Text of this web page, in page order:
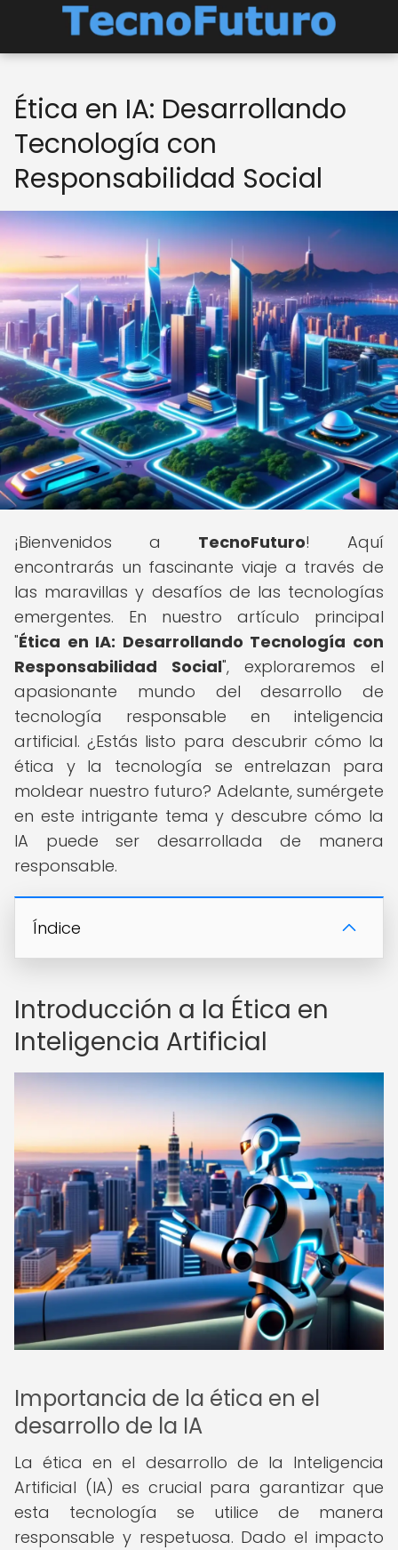
Ética en IA: Desarrollando
Tecnología con
Responsabilidad Social
¡Bienvenidos a TecnoFuturo! Aquí
encontrarás un fascinante viaje a través de
las maravillas y desafíos de las tecnologías
emergentes. En nuestro artículo principal
"Ética en IA: Desarrollando Tecnología con
Responsabilidad Social", exploraremos el
apasionante mundo del desarrollo de
tecnología responsable en inteligencia
artificial. ¿Estás listo para descubrir cómo la
ética y la tecnología se entrelazan para
moldear nuestro futuro? Adelante, sumérgete
en este intrigante tema y descubre cómo la
IA puede ser desarrollada de manera
responsable.
Índice
Introducción a la Ética en
Inteligencia Artificial
Importancia de la ética en el
desarrollo de la IA
La ética en el desarrollo de la Inteligencia
Artificial (IA) es crucial para garantizar que
esta tecnología se utilice de manera
responsable y respetuosa. Dado el impacto